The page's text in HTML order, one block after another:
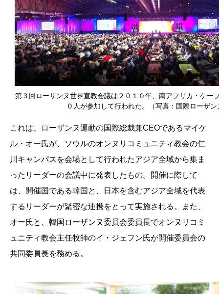
第３回ローザンヌ世界宣教会議は２０１０年、南アフリカ・ケー
０人が参加して行われた。（写真：国際ローザ
これは、ローザンヌ運動の国際総裁兼CEOであるマイケ
ル・オー氏が、ソウルのオンヌリコミュニティ教会の仁
川キャンパスを会場として行われたアジア全域から集ま
ったリーダーの会議中に発表したもの。開催に際して
は、開催国である韓国と、日本を含むアジア全域を代表
するリーダーが緊密な連携をとって実施される。また、
オー氏と、韓国ローザンヌ委員会委員長でオンヌリコミ
ュニティ教会主任牧師のイ・ジェフン氏が開催委員会の
共同委員長を務める。